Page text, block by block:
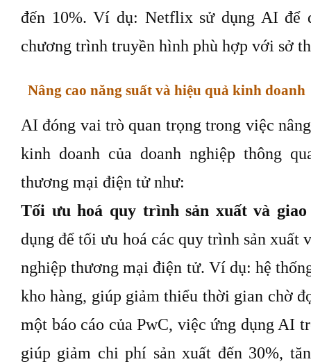
đến 10%. Ví dụ: Netflix sử dụng AI để
chương trình truyền hình phù hợp với sở
Nâng cao năng suất và hiệu quả kinh doanh
AI đóng vai trò quan trọng trong việc
kinh doanh của doanh nghiệp thông
thương mại điện tử như:
Tối ưu hoá quy trình sản xuất và giao
dụng để tối ưu hoá các quy trình sản xuất
nghiệp thương mại điện tử. Ví dụ: hệ
kho hàng, giúp giảm thiểu thời gian chờ
một báo cáo của PwC, việc ứng dụng AI
giúp giảm chi phí sản xuất đến 30%,